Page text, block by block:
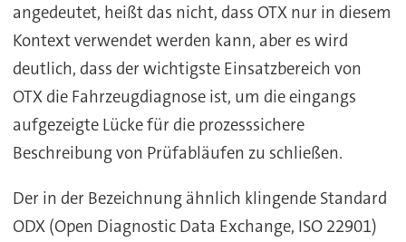
angedeutet, heißt das nicht, dass OTX nur in diesem
Kontext verwendet werden kann, aber es wird
deutlich, dass der wichtigste Einsatzbereich von
OTX die Fahrzeugdiagnose ist, um die eingangs
aufgezeigte Lücke für die prozesssichere
Beschreibung von Prüfabläufen zu schließen.
Der in der Bezeichnung ähnlich klingende Standard
ODX (Open Diagnostic Data Exchange, ISO 22901)